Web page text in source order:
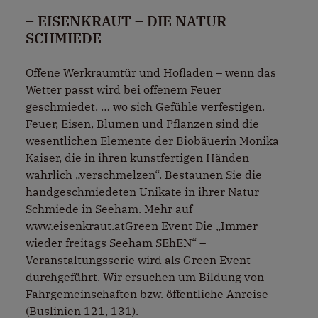
– EISENKRAUT – DIE NATUR
SCHMIEDE
Offene Werkraumtür und Hofladen – wenn das
Wetter passt wird bei offenem Feuer
geschmiedet. … wo sich Gefühle verfestigen.
Feuer, Eisen, Blumen und Pflanzen sind die
wesentlichen Elemente der Biobäuerin Monika
Kaiser, die in ihren kunstfertigen Händen
wahrlich „verschmelzen“. Bestaunen Sie die
handgeschmiedeten Unikate in ihrer Natur
Schmiede in Seeham. Mehr auf
www.eisenkraut.atGreen Event Die „Immer
wieder freitags Seeham SEhEN“ –
Veranstaltungsserie wird als Green Event
durchgeführt. Wir ersuchen um Bildung von
Fahrgemeinschaften bzw. öffentliche Anreise
(Buslinien 121, 131).